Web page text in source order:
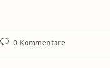
Beitrags-
0 Kommentare